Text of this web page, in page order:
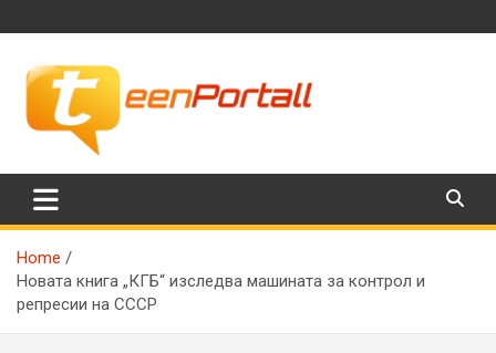
to
TeenPortall
Home
Новата книга „КГБ“ изследва машината за контрол и
репресии на СССР